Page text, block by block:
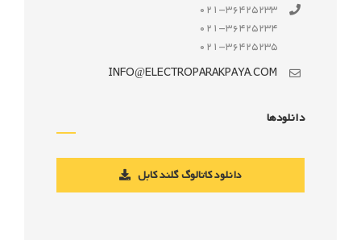
021-36425233
021-36425234
021-36425235
INFO@ELECTROPARAKPAYA.COM
دانلودها
دانلود کاتالوگ گلند کابل